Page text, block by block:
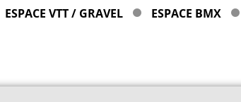
ESPACE VTT / GRAVEL ESPACE BMX